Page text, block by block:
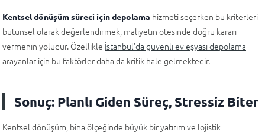
Kentsel dönüşüm süreci için depolama hizmeti seçerken bu kriterleri
bütünsel olarak değerlendirmek, maliyetin ötesinde doğru kararı
vermenin yoludur. Özellikle İstanbul'da güvenli ev eşyası depolama
arayanlar için bu faktörler daha da kritik hale gelmektedir.
Sonuç: Planlı Giden Süreç, Stressiz Biter
Kentsel dönüşüm, bina ölçeğinde büyük bir yatırım ve lojistik